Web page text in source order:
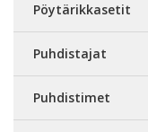
Pöytärikkasetit
Puhdistajat
Puhdistimet